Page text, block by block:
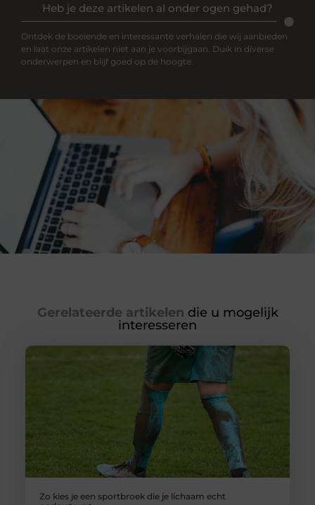
Heb je deze artikelen al onder ogen gehad?
Ontdek de boeiende en interessante verhalen die wij aanbieden
en laat onze artikelen niet aan je voorbijgaan. Duik in diverse
onderwerpen en blijf goed op de hoogte.
Gerelateerde artikelen die u mogelijk
interesseren
Zo kies je een sportbroek die je lichaam echt